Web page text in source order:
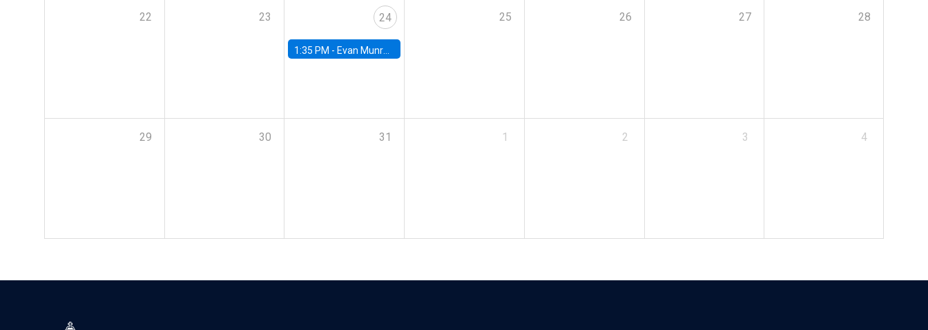
22 23 24
1:35 PM - Evan Munro, Neyman Visiting Assistant Professor in the Department of Statistics at UC Berkeley
25 26 27 28
29 30 31 1 2 3 4